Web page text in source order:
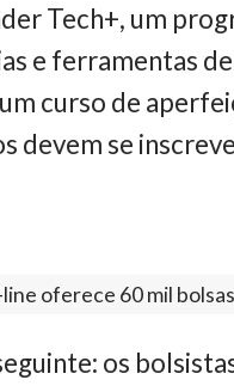
Tech+, um
e ferramentas
curso de
devem se
oferece 60 mil
os